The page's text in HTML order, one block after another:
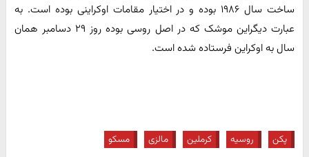
ساخت سال ۱۹۸۶ بوده و در اختیار مقامات اوکراینی بوده است. به
عبارت دیگراین موشک که در اصل روسی بوده روز ۲۹ دسامبر همان
سال به اوکراین فرستاده شده است.
پکن روسیه کرملین مالزی مسکو